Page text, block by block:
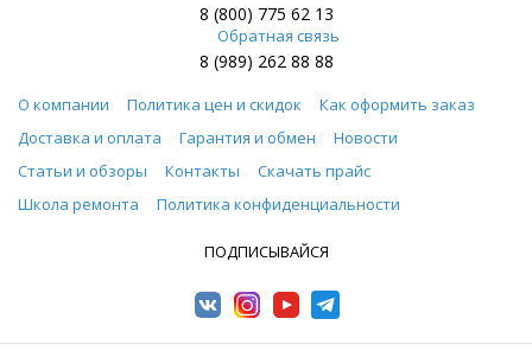
8 (800) 775 62 13
Обратная связь
8 (989) 262 88 88
О компании Политика цен и скидок
Как оформить заказ
Доставка и оплата
Гарантия и обмен
Новости
Статьи и обзоры
Контакты
Скачать прайс
Школа ремонта
Политика конфиденциальности
ПОДПИСЫВАЙСЯ